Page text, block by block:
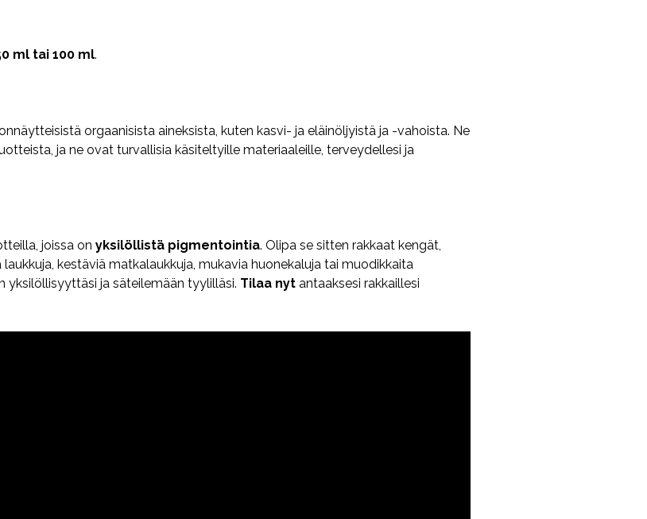
ml tai 100 ml.
orgaanisista aineksista, kuten kasvi- ja eläinöljyistä ja -vahoista. Ne
ja ne ovat turvallisia käsiteltyille materiaaleille, terveydellesi ja
joissa on yksilöllistä pigmentointia. Olipa se sitten rakkaat kengät,
kestäviä matkalaukkuja, mukavia huonekaluja tai muodikkaita
yksilöllisyyttäsi ja säteilemään tyylilläsi. Tilaa nyt antaaksesi rakkaillesi